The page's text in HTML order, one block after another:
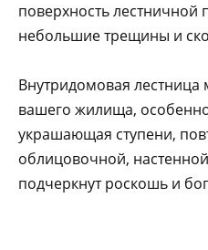
поверхность лестничной
небольшие трещины и
Внутридомовая
вашего жилища,
украшающая ступени,
облицовочной,
подчеркнут роскошь и